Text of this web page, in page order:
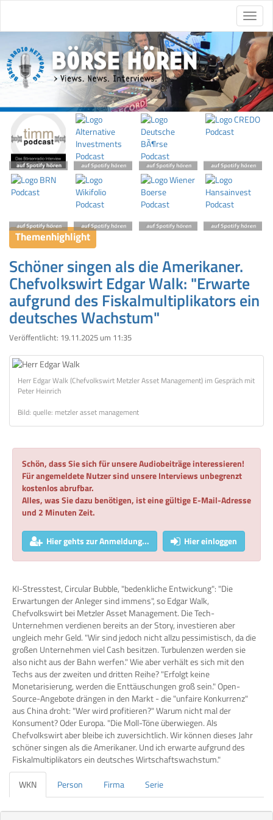
Themenhighlight
Schöner singen als die Amerikaner.
Chefvolkswirt Edgar Walk: "Erwarte
aufgrund des Fiskalmultiplikators ein
deutsches Wachstum"
Veröffentlicht: 19.11.2025 um 11:35
Herr Edgar Walk (Chefvolkswirt Metzler Asset Management) im Gespräch mit
Peter Heinrich
Bild: quelle: metzler asset management
Schön, dass Sie sich für unsere Audiobeiträge interessieren!
Für angemeldete Nutzer sind unsere Interviews unbegrenzt
kostenlos abrufbar.
Alles, was Sie dazu benötigen, ist eine gültige E-Mail-Adresse
und 2 Minuten Zeit.
Hier gehts zur Anmeldung... Hier einloggen
KI-Stresstest, Circular Bubble, "bedenkliche Entwickung": "Die
Erwartungen der Anleger sind immens", so Edgar Walk,
Chefvolkswirt bei Metzler Asset Management. Die Tech-
Unternehmen verdienen bereits an der Story, investieren aber
ungleich mehr Geld. "Wir sind jedoch nicht allzu pessimistisch, da die
großen Unternehmen viel Cash besitzen. Turbulenzen werden sie
also nicht aus der Bahn werfen." Wie aber verhält es sich mit den
Techs aus der zweiten und dritten Reihe? "Erfolgt keine
Monetarisierung, werden die Enttäuschungen groß sein." Open-
Source-Angebote drängen in den Markt - die "unfaire Konkurrenz"
aus China droht: "Wer wird profitieren?" Warum nicht mal der
Konsument? Oder Europa. "Die Moll-Töne überwiegen. Als
Chefvolkswirt aber bleibe ich zuversichtlich. Wir können dieses Jahr
schöner singen als die Amerikaner. Und ich erwarte aufgrund des
Fiskalmultiplikators ein deutsches Wirtschaftswachstum."
WKN
Person Firma Serie